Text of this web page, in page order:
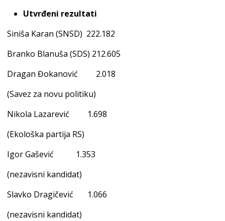
Utvrđeni rezultati
Siniša Karan (SNSD) 222.182
Branko Blanuša (SDS) 212.605
Dragan Đokanović 2.018
(Savez za novu politiku)
Nikola Lazarević 1.698
(Ekološka partija RS)
Igor Gašević 1.353
(nezavisni kandidat)
Slavko Dragičević 1.066
(nezavisni kandidat)